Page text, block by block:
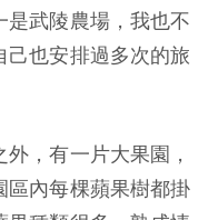
武陵農場，我也不
也安排過多次的旅
，有一片大果園，
內每棵蘋果樹都掛